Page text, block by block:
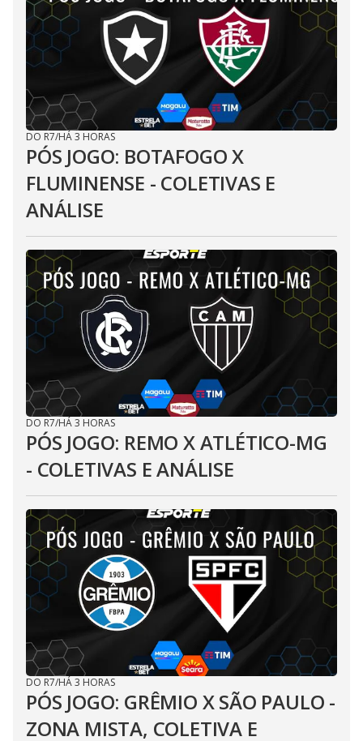
DO R7/HÁ 3 HORAS
PÓS JOGO: BOTAFOGO X
FLUMINENSE - COLETIVAS E
ANÁLISE
DO R7/HÁ 3 HORAS
PÓS JOGO: REMO X ATLÉTICO-MG
- COLETIVAS E ANÁLISE
DO R7/HÁ 3 HORAS
PÓS JOGO: GRÊMIO X SÃO PAULO -
ZONA MISTA, COLETIVA E